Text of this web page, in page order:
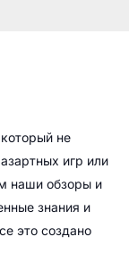
не
игр или
наши обзоры и
знания и
это создано